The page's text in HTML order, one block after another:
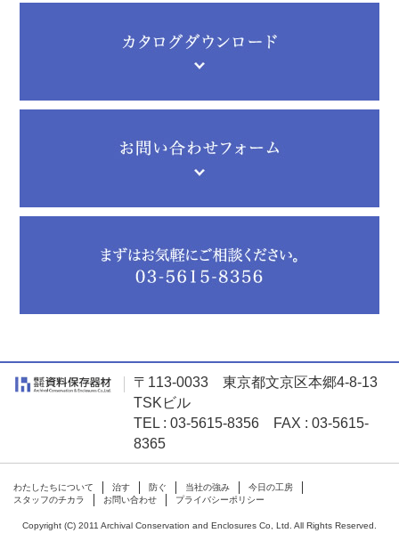
〒113-0033 東京都文京区本郷4-8-13
TSKビル
TEL : 03-5615-8356 FAX : 03-5615-
8365
わたしたちについて 治す 防ぐ 当社の強み
今日の工房
スタッフのチカラ
お問い合わせ プライバシーポリシー
Copyright (C) 2011 Archival Conservation and Enclosures Co, Ltd. All Rights Reserved.